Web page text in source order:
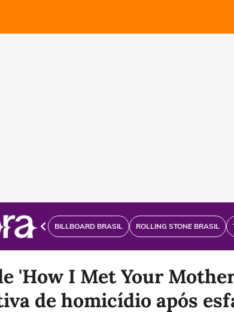
BILLBOARD BRASIL ROLLING STONE BRASIL
'How I Met Your
de homicídio após